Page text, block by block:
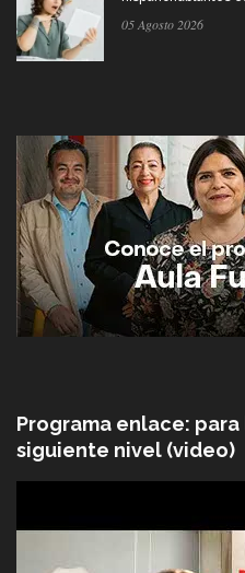
05 Agosto 2026
Programa enlace:
siguiente nivel (video)